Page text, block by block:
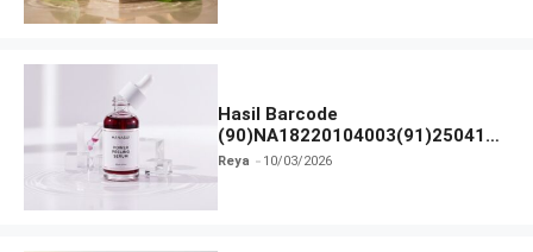
Hasil Barcode
(90)NA18220104003(91)250418
dan Izin BPOM
Reya 10/03/2026